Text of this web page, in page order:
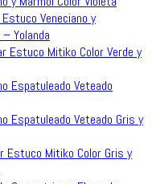
Veneciano y
Yolanda
Estuco Mitiko Color Verde y
Espatuleado Veteado
Espatuleado Veteado Gris y
Estuco Mitiko Color Gris y